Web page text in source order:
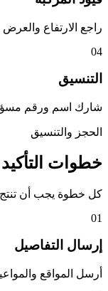
راجع الارتفاع
04
التنسيق
شارك اسم ورقم
الحجز والتنسيق
خطوات
كل خطوة يجب أن تنتج
01
إرسال التفاصيل
أرسل المواقع